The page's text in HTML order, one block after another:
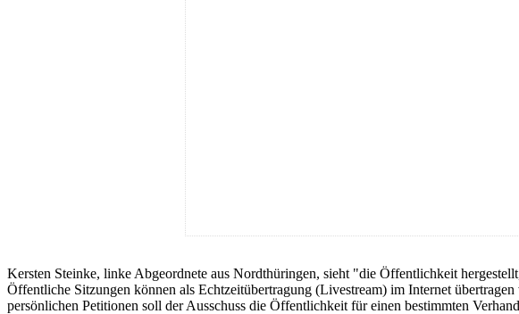
Kersten Steinke, linke Abgeordnete aus Nordthüringen, sieht "die Öffentlichkeit
Öffentliche Sitzungen können als Echtzeitübertragung (Livestream) im Internet
persönlichen Petitionen soll der Ausschuss die Öffentlichkeit für einen bestimmten